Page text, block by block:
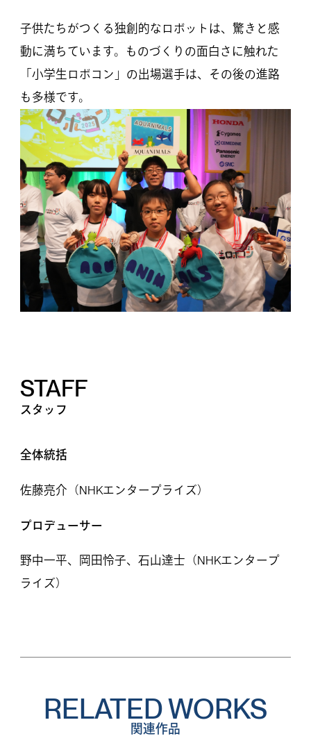
子供たちがつくる独創的なロボットは、驚きと感
動に満ちています。ものづくりの面白さに触れた
「小学生ロボコン」の出場選手は、その後の進路
も多様です。
STAFF
スタッフ
全体統括
佐藤亮介（NHKエンタープライズ）
プロデューサー
野中一平、岡田怜子、石山達士（NHKエンタープ
ライズ）
RELATED WORKS
関連作品